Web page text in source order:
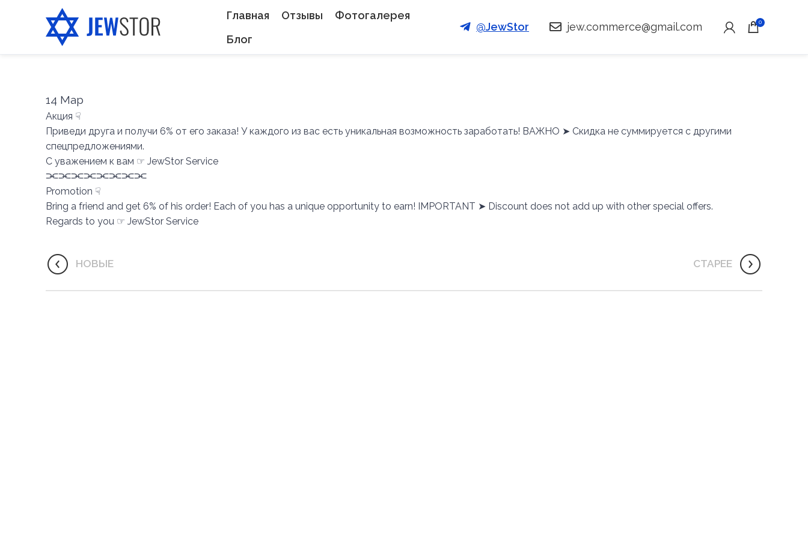
Главная Отзывы
Фотогалерея
Блог
@JewStor jew.commerce@gmail.com 0
14 Мар
Акция ☟
Приведи друга и получи 6% от его заказа! У каждого из вас есть уникальная возможность заработать! ВАЖНО ➤ Скидка не суммируется с другими
спецпредложениями.
С уважением к вам ☞ JewStor Service
⫘⫘⫘⫘⫘⫘⫘⫘
Promotion ☟
Bring a friend and get 6% of his order! Each of you has a unique opportunity to earn! IMPORTANT ➤ Discount does not add up with other special offers.
Regards to you ☞ JewStor Service
НОВЫЕ СТАРЕЕ